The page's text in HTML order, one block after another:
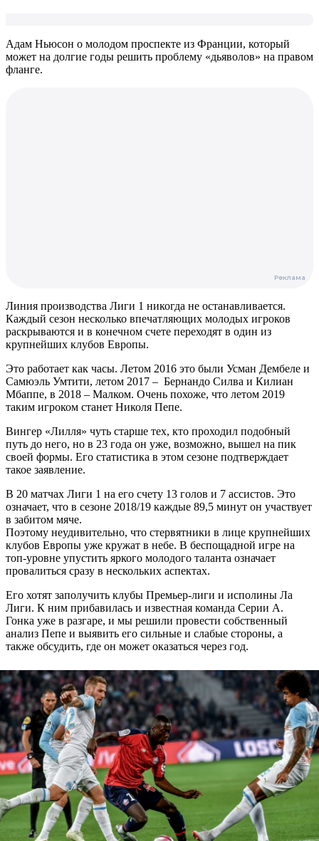
Адам Ньюсон о молодом проспекте из Франции, который
может на долгие годы решить проблему «дьяволов» на правом
фланге.
Линия производства Лиги 1 никогда не останавливается.
Каждый сезон несколько впечатляющих молодых игроков
раскрываются и в конечном счете переходят в один из
крупнейших клубов Европы.
Это работает как часы. Летом 2016 это были Усман Дембеле и
Самюэль Умтити, летом 2017 – Бернандо Силва и Килиан
Мбаппе, в 2018 – Малком. Очень похоже, что летом 2019
таким игроком станет Николя Пепе.
Вингер «Лилля» чуть старше тех, кто проходил подобный
путь до него, но в 23 года он уже, возможно, вышел на пик
своей формы. Его статистика в этом сезоне подтверждает
такое заявление.
В 20 матчах Лиги 1 на его счету 13 голов и 7 ассистов. Это
означает, что в сезоне 2018/19 каждые 89,5 минут он участвует
в забитом мяче.
Поэтому неудивительно, что стервятники в лице крупнейших
клубов Европы уже кружат в небе. В беспощадной игре на
топ-уровне упустить яркого молодого таланта означает
провалиться сразу в нескольких аспектах.
Его хотят заполучить клубы Премьер-лиги и исполины Ла
Лиги. К ним прибавилась и известная команда Серии А.
Гонка уже в разгаре, и мы решили провести собственный
анализ Пепе и выявить его сильные и слабые стороны, а
также обсудить, где он может оказаться через год.